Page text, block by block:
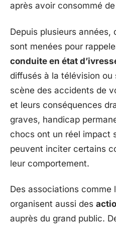
après avoir consommé de
Depuis plusieurs années,
sont menées pour
conduite en état
diffusés à la télévision
scène des accidents de
et leurs conséquences
graves, handicap
chocs ont un réel impact
peuvent inciter certains
leur comportement.
Des associations comme
organisent aussi des
auprès du grand public.